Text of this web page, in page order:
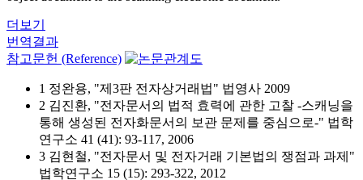
더보기
번역결과
참고문헌 (Reference)
1 정완용, "제3판 전자상거래법" 법영사 2009
2 김진환, "전자문서의 법적 효력에 관한 고찰 -스캐닝을
통해 생성된 전자화문서의 보관 문제를 중심으로-" 법학
연구소 41 (41): 93-117, 2006
3 김현철, "전자문서 및 전자거래 기본법의 쟁점과 과제"
법학연구소 15 (15): 293-322, 2012